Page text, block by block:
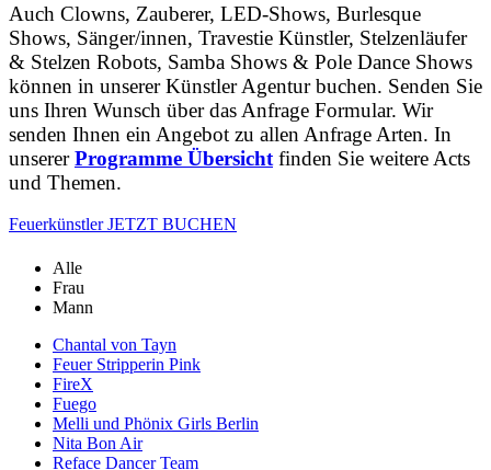
Auch Clowns, Zauberer, LED-Shows, Burlesque
Shows, Sänger/innen, Travestie Künstler, Stelzenläufer
& Stelzen Robots, Samba Shows & Pole Dance Shows
können in unserer Künstler Agentur buchen. Senden Sie
uns Ihren Wunsch über das Anfrage Formular. Wir
senden Ihnen ein Angebot zu allen Anfrage Arten. In
unsererProgramme Übersicht finden Sie weitere Acts
und Themen.
Feuerkünstler JETZT BUCHEN
Alle
Frau
Mann
Chantal von Tayn
Feuer Stripperin Pink
FireX
Fuego
Melli und Phönix Girls Berlin
Nita Bon Air
Reface Dancer Team